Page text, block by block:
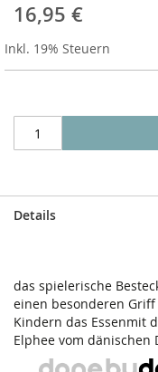
16,95 €
Inkl. 19% Steuern
Details
das spielerische
einen besonderen
Kindern das Essenmit
Elphee vom dänischen